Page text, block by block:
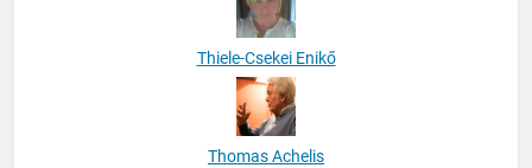
Thiele-Csekei Enikő
Thomas Achelis